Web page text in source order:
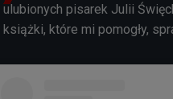
ulubionych pisarek Julii
książki, które mi pomogły,